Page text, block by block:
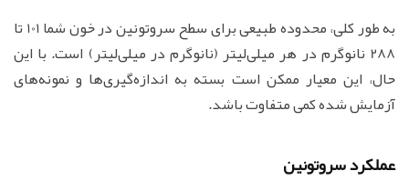
به طور کلی، محدوده طبیعی برای سطح سروتونین در خون شما 101 تا
288 نانوگرم در هر میلی‌لیتر (نانوگرم در میلی‌لیتر) است. با این
حال، این معیار ممکن است بسته به اندازه‌گیری‌ها و نمونه‌های
آزمایش شده کمی متفاوت باشد.
عملکرد سروتونین